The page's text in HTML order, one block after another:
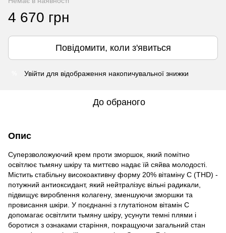
4 670 грн
Повідомити, коли з'явиться
Увійти для відображення накопичувальної знижки
До обраного
Опис
Суперзволожуючий крем проти зморшок, який помітно
освітлює тьмяну шкіру та миттєво надає їй сяйва молодості.
Містить стабільну високоактивну форму 20% вітаміну C (THD) -
потужний антиоксидант, який нейтралізує вільні радикали,
підвищує вироблення колагену, зменшуючи зморшки та
провисання шкіри. У поєднанні з глутатіоном вітамін С
допомагає освітлити тьмяну шкіру, усунути темні плями і
боротися з ознаками старіння, покращуючи загальний стан